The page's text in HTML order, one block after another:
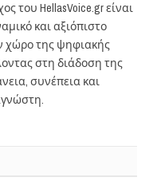
του HellasVoice.gr είναι
και αξιόπιστο
χώρο της ψηφιακής
στη διάδοση της
συνέπεια και